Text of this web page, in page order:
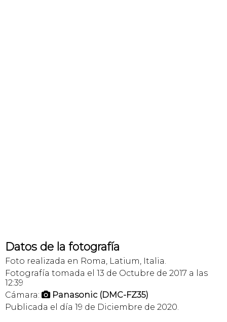
Datos de la fotografía
Foto realizada en Roma, Latium, Italia.
Fotografía tomada el 13 de Octubre de 2017 a las
12:39
Cámara:  Panasonic (DMC-FZ35)
Publicada el día 19 de Diciembre de 2020.